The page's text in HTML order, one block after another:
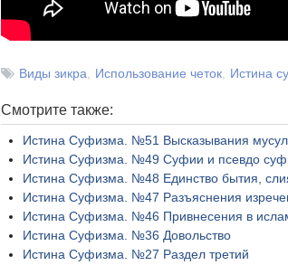
Виды зикра Использование четок Истина
Смотрите также:
Истина Суфизма. №51 Высказывания
Истина Суфизма. №49 Суфии и псевдо
Истина Суфизма. №48 Единство бытия,
Истина Суфизма. №47 Разъяснения
Истина Суфизма. №46 Привнесения в
Истина Суфизма. №36 Довольство
Истина Суфизма. №27 Раздел третий